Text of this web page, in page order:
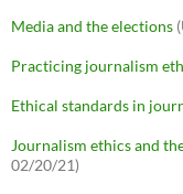
Media and the elections
Practicing journalism
Ethical standards in
Journalism ethics and
02/20/21)